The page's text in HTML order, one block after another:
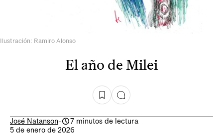
Ilustración: Ramiro Alonso
El año de Milei
José Natanson-
7 minutos de lectura
5 de enero de 2026